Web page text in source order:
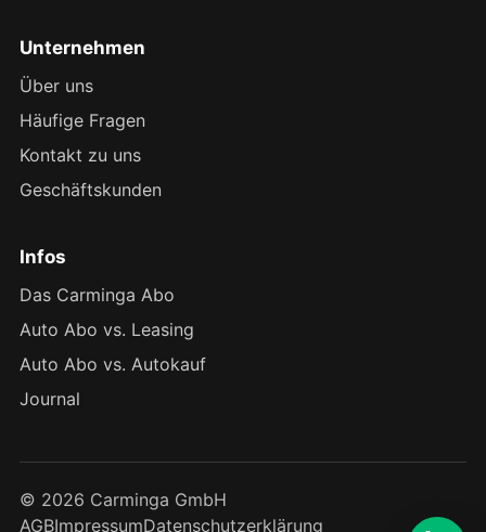
Unternehmen
Über uns
Häufige Fragen
Kontakt zu uns
Geschäftskunden
Infos
Das Carminga Abo
Auto Abo vs. Leasing
Auto Abo vs. Autokauf
Journal
© 2026 Carminga GmbH
AGBImpressumDatenschutzerklärung